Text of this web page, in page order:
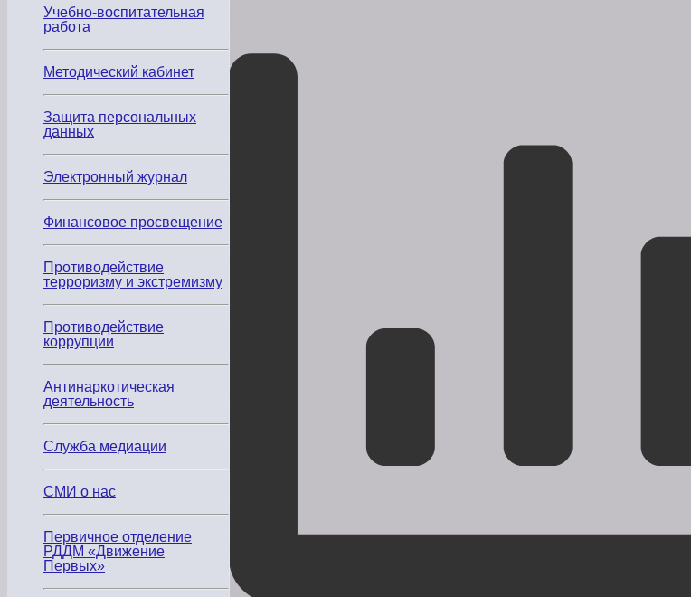
Учебно-воспитательная
работа
Методический кабинет
Защита персональных
данных
Электронный журнал
Финансовое просвещение
Противодействие
терроризму и экстремизму
Противодействие
коррупции
Антинаркотическая
деятельность
Служба медиации
СМИ о нас
Первичное отделение
РДДМ «Движение
Первых»